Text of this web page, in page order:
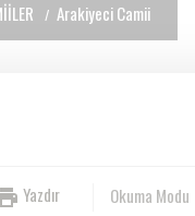
Arakiyeci Camii
Okuma Modu
Yazdır